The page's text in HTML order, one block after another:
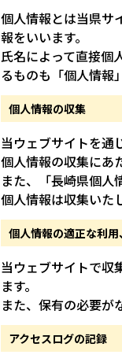
個人情報とは当県サ
報をいいます。
氏名によって直接個
るものも「個人情報
個人情報の収集
当ウェブサイトを通
個人情報の収集にあ
また、「長崎県個人
個人情報は収集いた
個人情報の適正な利
当ウェブサイトで収
ます。
また、保有の必要が
アクセスログの記録